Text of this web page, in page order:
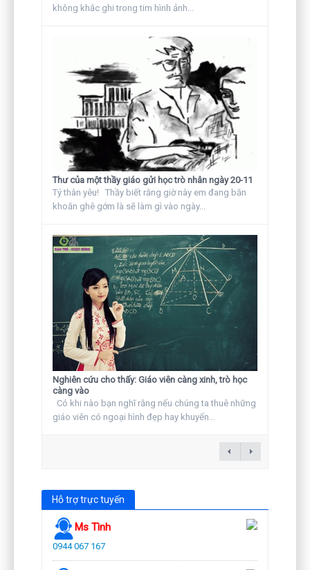
không khắc ghi trong tim hình ảnh...
Thư của một thầy giáo gửi học trò nhân ngày 20-11
Tý thân yêu! Thầy biết rằng giờ này em đang băn
khoăn ghê gớm là sẽ làm gì vào ngày...
Nghiên cứu cho thấy: Giáo viên càng xinh, trò học
càng vào
Có khi nào bạn nghĩ rằng nếu chúng ta thuê những
giáo viên có ngoại hình đẹp hay khuyến...
Hỗ trợ trực tuyến
Ms Tình
0944 067 167